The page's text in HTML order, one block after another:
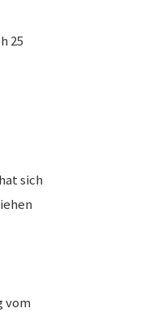
25
sich
vom